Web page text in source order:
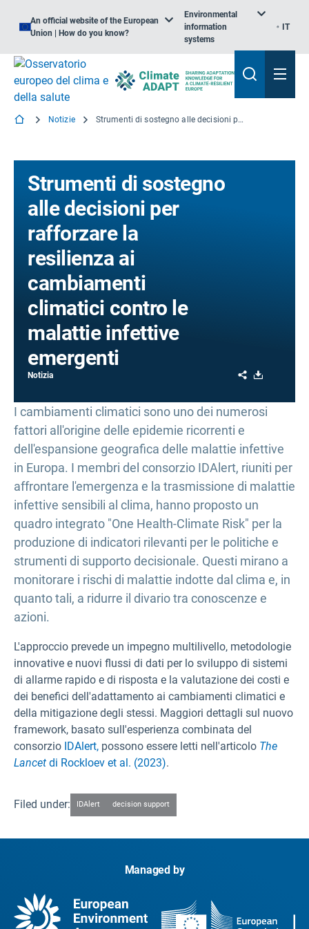
An official website of the European
Union | How do you know?
Environmental
information
systems
IT
Notizie Strumenti di sostegno alle decisioni per rafforzare la resilienza ai cambiamenti climatici contro le malattie infettive emergenti
Strumenti di sostegno
alle decisioni per
rafforzare la
resilienza ai
cambiamenti
climatici contro le
malattie infettive
emergenti
Notizia Share
I cambiamenti climatici sono uno dei numerosi
fattori all'origine delle epidemie ricorrenti e
dell'espansione geografica delle malattie infettive
in Europa. I membri del consorzio IDAlert, riuniti per
affrontare l'emergenza e la trasmissione di malattie
infettive sensibili al clima, hanno proposto un
quadro integrato "One Health-Climate Risk" per la
produzione di indicatori rilevanti per le politiche e
strumenti di supporto decisionale. Questi mirano a
monitorare i rischi di malattie indotte dal clima e, in
quanto tali, a ridurre il divario tra conoscenze e
azioni.
L'approccio prevede un impegno multilivello, metodologie
innovative e nuovi flussi di dati per lo sviluppo di sistemi
di allarme rapido e di risposta e la valutazione dei costi e
dei benefici dell'adattamento ai cambiamenti climatici e
della mitigazione degli stessi. Maggiori dettagli sul nuovo
framework, basato sull'esperienza combinata del
consorzio IDAlert, possono essere letti nell'articolo The
Lancet di Rockloev et al. (2023).
Filed under: IDAlert decision support
Managed by